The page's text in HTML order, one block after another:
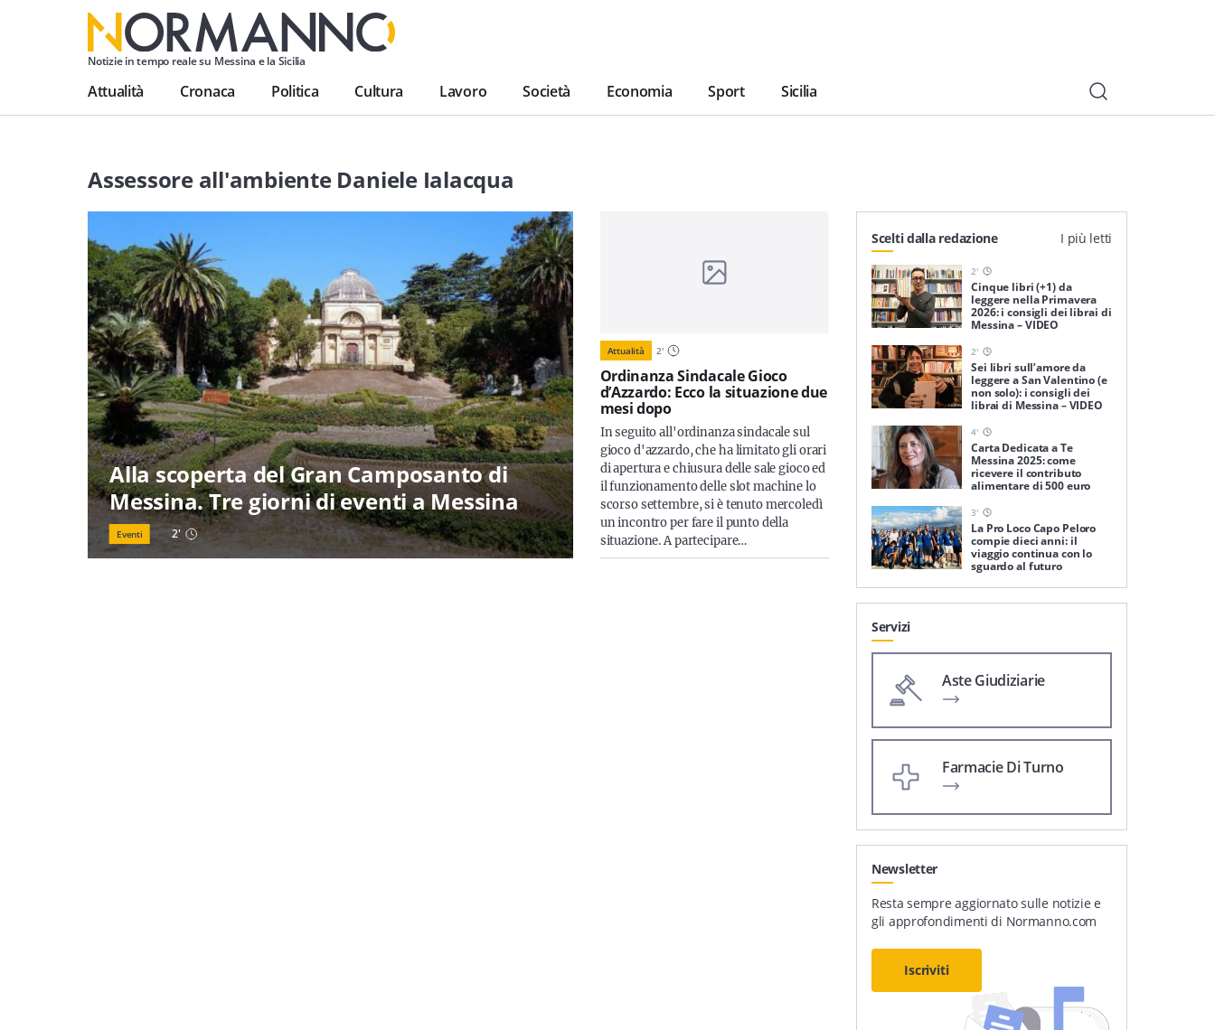
Notizie in tempo reale su Messina e la Sicilia
Attualità Cronaca Politica Cultura Lavoro Società Economia Sport Sicilia
Assessore all'ambiente Daniele Ialacqua
Alla scoperta del Gran Camposanto di
Messina. Tre giorni di eventi a Messina
Eventi 2'
Attualità 2'
Ordinanza Sindacale Gioco
d’Azzardo: Ecco la situazione due
mesi dopo
In seguito all'ordinanza sindacale sul
gioco d'azzardo, che ha limitato gli orari
di apertura e chiusura delle sale gioco ed
il funzionamento delle slot machine lo
scorso settembre, si è tenuto mercoledì
un incontro per fare il punto della
situazione. A partecipare…
Scelti dalla redazione I più letti
2'
Cinque libri (+1) da
leggere nella Primavera
2026: i consigli dei librai di
Messina – VIDEO
2'
Sei libri sull’amore da
leggere a San Valentino (e
non solo): i consigli dei
librai di Messina – VIDEO
4'
Carta Dedicata a Te
Messina 2025: come
ricevere il contributo
alimentare di 500 euro
3'
La Pro Loco Capo Peloro
compie dieci anni: il
viaggio continua con lo
sguardo al futuro
Servizi
Aste Giudiziarie
Farmacie Di Turno
Newsletter
Resta sempre aggiornato sulle notizie e
gli approfondimenti di Normanno.com
Iscriviti